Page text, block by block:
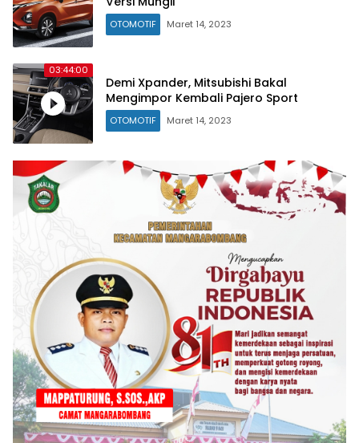
OTOMOTIF Maret 14, 2023
03:44:00
Demi Xpander, Mitsubishi Bakal
Mengimpor Kembali Pajero Sport
OTOMOTIF Maret 14, 2023